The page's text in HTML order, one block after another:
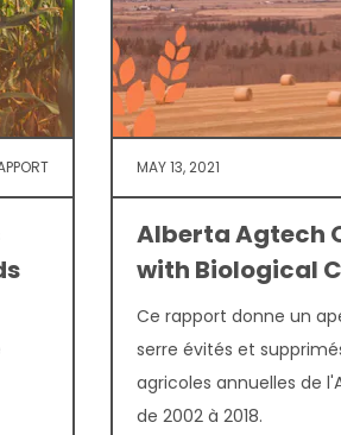
MAY 13, 2021
Alberta Agtech
with Biological
Ce rapport donne un
serre évités et
agricoles annuelles de
de 2002 à 2018.